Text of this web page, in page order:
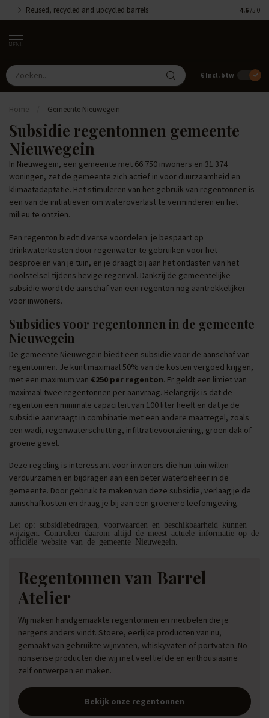
Reused, recycled and upcycled barrels 4.6 /5.0
MENU
€ Incl. btw
Home Gemeente Nieuwegein
Subsidie regentonnen gemeente
Nieuwegein
In Nieuwegein, een gemeente met 66.750 inwoners en 31.374
woningen, zet de gemeente zich actief in voor duurzaamheid en
klimaatadaptatie. Het stimuleren van het gebruik van regentonnen is
een van de initiatieven om wateroverlast te verminderen en het
milieu te ontzien.
Een regenton biedt diverse voordelen: je bespaart op
drinkwaterkosten door regenwater te gebruiken voor het
besproeien van je tuin, en je draagt bij aan het ontlasten van het
rioolstelsel tijdens hevige regenval. Dankzij de gemeentelijke
subsidie wordt de aanschaf van een regenton nog aantrekkelijker
voor inwoners.
Subsidies voor regentonnen in de gemeente
Nieuwegein
De gemeente Nieuwegein biedt een subsidie voor de aanschaf van
regentonnen. Je kunt maximaal 50% van de kosten vergoed krijgen,
met een maximum van €250 per regenton. Er geldt een limiet van
maximaal twee regentonnen per aanvraag. Belangrijk is dat de
regenton een minimale capaciteit van 100 liter heeft en dat je de
subsidie aanvraagt in combinatie met een andere maatregel, zoals
een wadi, regenwaterschutting, infiltratievoorziening, groen dak of
groene gevel.
Deze regeling is interessant voor inwoners die hun tuin willen
verduurzamen en bijdragen aan een beter waterbeheer in de
gemeente. Door gebruik te maken van deze subsidie, verlaag je de
aanschafkosten en draag je bij aan een groenere leefomgeving.
Let op: subsidiebedragen, voorwaarden en beschikbaarheid kunnen
wijzigen. Controleer daarom altijd de meest actuele informatie op de
officiële website van de gemeente Nieuwegein.
Regentonnen van Barrel
Atelier
Wij maken handgemaakte regentonnen en meubelen die je
nergens anders vindt. Stoere, eerlijke producten van nu,
gemaakt van gebruikte wijnvaten, whiskyvaten of portvaten. No-
nonsense producten die wij met veel liefde en enthousiasme
zelf ontwerpen en maken.
Bekijk onze regentonnen